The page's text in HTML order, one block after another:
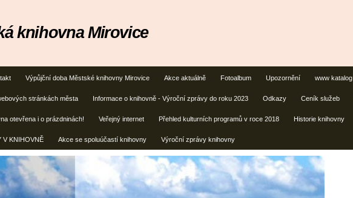
Výpůjční doba Městské knihovny Mirovice Akce aktuálně Fotoalbum Upozornění www katalog
stránkách města Informace o knihovně - Výroční zprávy do roku 2023 Odkazy Ceník služeb
otevřena i o prázdninách! Veřejný internet Přehled kulturních programů v roce 2018 Historie knihovny
V KNIHOVNĚ Akce se spoluúčastí knihovny Výroční zprávy knihovny
knihovna Mirovice